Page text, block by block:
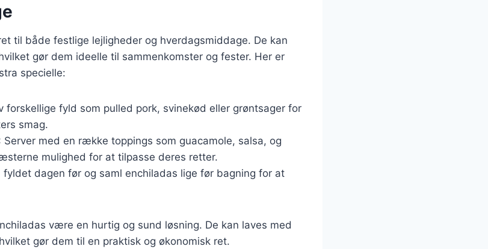
til både festlige lejligheder og hverdagsmiddage. De kan
gør dem ideelle til sammenkomster og fester. Her er
specielle:
forskellige fyld som pulled pork, svinekød eller grøntsager for
smag.
Server med en række toppings som guacamole, salsa, og
mulighed for at tilpasse deres retter.
fyldet dagen før og saml enchiladas lige før bagning for at
være en hurtig og sund løsning. De kan laves med
gør dem til en praktisk og økonomisk ret.